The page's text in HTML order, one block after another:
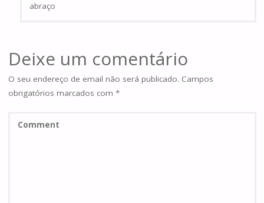
abraço
Deixe um comentário
O seu endereço de email não será publicado. Campos
obrigatórios marcados com *